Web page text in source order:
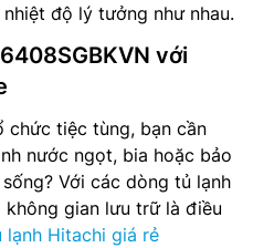
độ lý tưởng như nhau.
với
chức tiệc tùng, bạn cần
nước ngọt, bia hoặc bảo
Với các dòng tủ lạnh
gian lưu trữ là điều
lạnh Hitachi giá rẻ